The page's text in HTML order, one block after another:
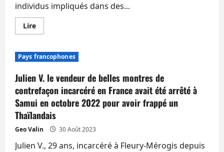
individus impliqués dans des...
LireEn
savoir
Le
bureau
l’immigration
présente
ses
arrestations
récentes
dont
l’une
un
Pays francophones
Julien V. le vendeur de belles montres de
contrefaçon incarcéré en France avait été arrêté à
Samui en octobre 2022 pour avoir frappé un
Thaïlandais
Geo Valin 30 Août 2023
Julien V., 29 ans, incarcéré à Fleury-Mérogis depuis